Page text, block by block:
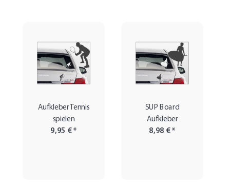
Aufkleber Tennis
spielen
9,95 €*
SUP Board
Aufkleber
8,98 €*